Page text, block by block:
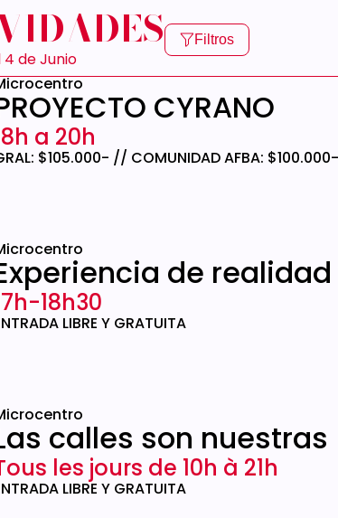
de Junio
Filtros
CYRANO
a 20h
$105.000- // COMUNIDAD AFBA: $100.000-
de
18h30
LIBRE Y GRATUITA
calles son nuestras
les jours de 10h à 21h
LIBRE Y GRATUITA